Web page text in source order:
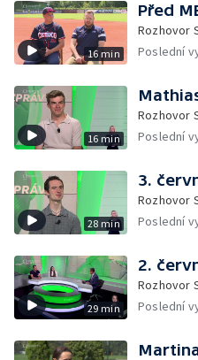
16 min
Před
Rozhovor
Poslední
16 min
Rozhovor
Poslední
28 min
3.
Rozhovor
Poslední
29 min
2.
Rozhovor
Poslední